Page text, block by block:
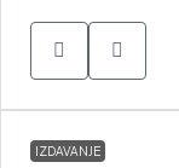
IZDAVANJE